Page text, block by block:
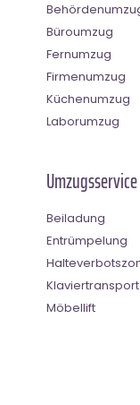
Büroumzug
Fernumzug
Firmenumzug
Küchenumzug
Laborumzug
Umzugsservice
Beiladung
Entrümpelung
Klaviertransport
Möbellift